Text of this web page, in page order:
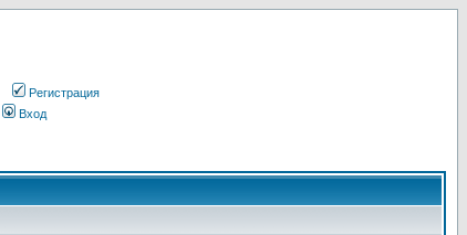
Регистрация
Вход